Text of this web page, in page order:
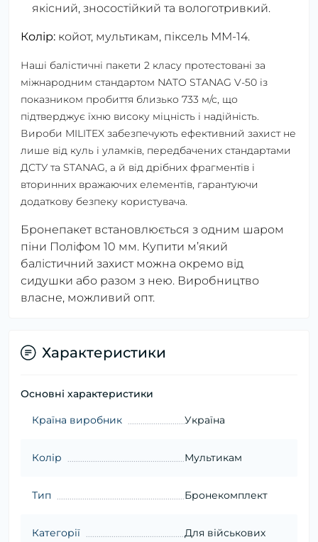
якісний, зносостійкий та вологотривкий.
Колір: койот, мультикам, піксель ММ-14.
Наші балістичні пакети 2 класу протестовані за
міжнародним стандартом NATO STANAG V-50 із
показником пробиття близько 733 м/с, що
підтверджує їхню високу міцність і надійність.
Вироби MILITEX забезпечують ефективний захист не
лише від куль і уламків, передбачених стандартами
ДСТУ та STANAG, а й від дрібних фрагментів і
вторинних вражаючих елементів, гарантуючи
додаткову безпеку користувача.
Бронепакет встановлюється з одним шаром
піни Поліфом 10 мм. Купити м’який
балістичний захист можна окремо від
сидушки або разом з нею. Виробництво
власне, можливий опт.
Характеристики
Основні характеристики
Країна виробник Україна
Колір Мультикам
Тип Бронекомплект
Категорії Для військових